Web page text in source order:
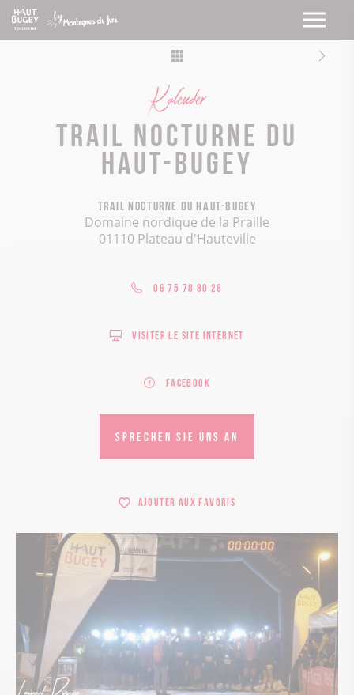
Kalender
Trail nocturne du
Haut-Bugey
Trail nocturne du Haut-Bugey
Domaine nordique de la Praille
01110 Plateau d'Hauteville
06 75 78 80 28
Visiter le site internet
Facebook
SPRECHEN SIE UNS AN
Ajouter aux favoris